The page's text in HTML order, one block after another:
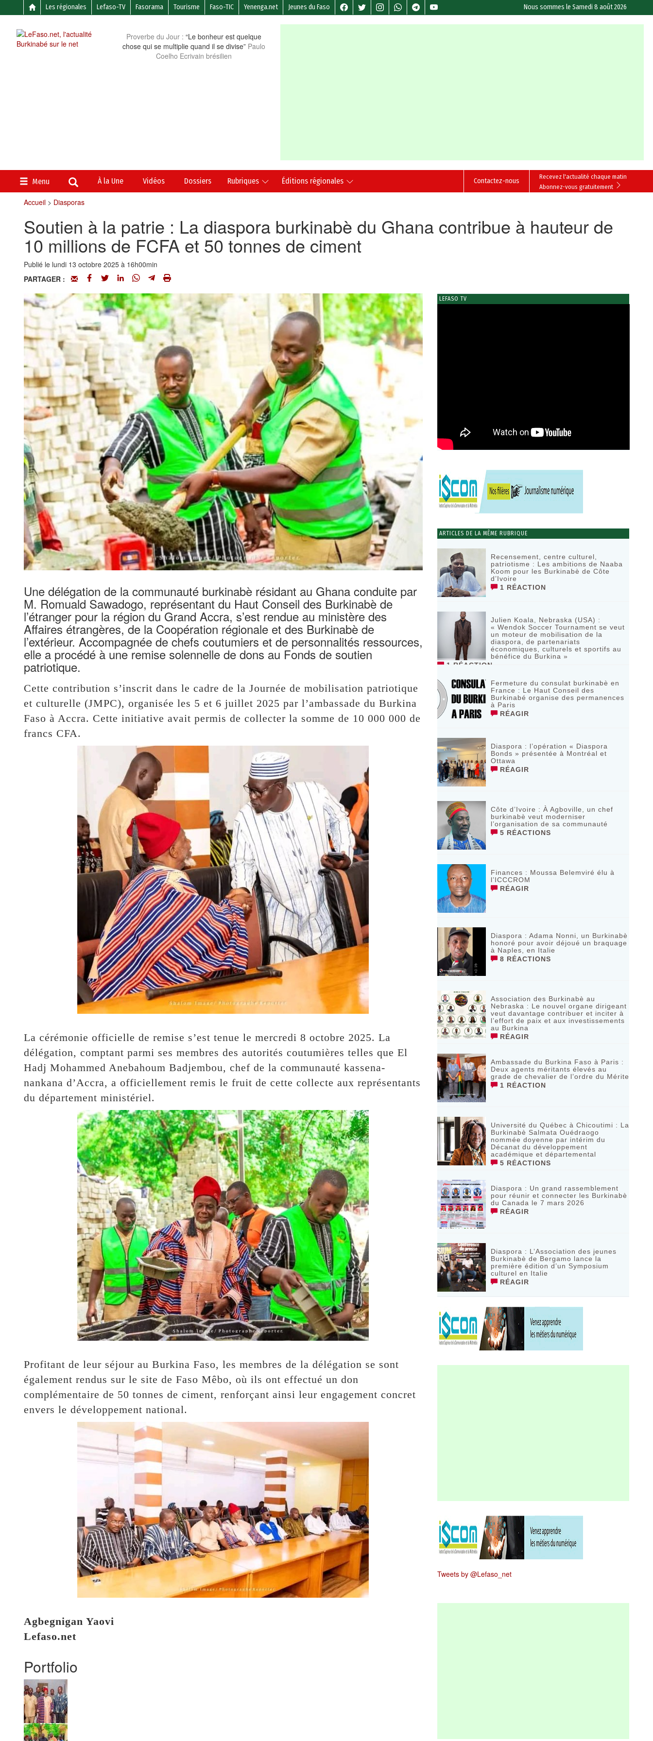
Les régionales Lefaso-TV Fasorama Tourisme Faso-TIC Yenenga.net Jeunes du Faso Nous sommes leSamedi 8 août 2026
Proverbe du Jour : “Le bonheur est quelque
chose qui se multiplie quand il se divise” Paulo
Coelho Ecrivain brésilien
Menu À la Une Vidéos Dossiers Rubriques Éditions régionales
Recevez l'actualité chaque matin
Abonnez-vous gratuitement
Contactez-nous
Accueil> Diasporas
Soutien à la patrie : La diaspora burkinabè du Ghana contribue à hauteur de
10 millions de FCFA et 50 tonnes de ciment
Publié le lundi 13 octobre 2025 à 16h00min
PARTAGER :
Une délégation de la communauté burkinabè résidant au Ghana conduite par
M. Romuald Sawadogo, représentant du Haut Conseil des Burkinabè de
l’étranger pour la région du Grand Accra, s’est rendue au ministère des
Affaires étrangères, de la Coopération régionale et des Burkinabè de
l’extérieur. Accompagnée de chefs coutumiers et de personnalités ressources,
elle a procédé à une remise solennelle de dons au Fonds de soutien
patriotique.
Cette contribution s’inscrit dans le cadre de la Journée de mobilisation patriotique
et culturelle (JMPC), organisée les 5 et 6 juillet 2025 par l’ambassade du Burkina
Faso à Accra. Cette initiative avait permis de collecter la somme de 10 000 000 de
francs CFA.
La cérémonie officielle de remise s’est tenue le mercredi 8 octobre 2025. La
délégation, comptant parmi ses membres des autorités coutumières telles que El
Hadj Mohammed Anebahoum Badjembou, chef de la communauté kassena-
nankana d’Accra, a officiellement remis le fruit de cette collecte aux représentants
du département ministériel.
Profitant de leur séjour au Burkina Faso, les membres de la délégation se sont
également rendus sur le site de Faso Mêbo, où ils ont effectué un don
complémentaire de 50 tonnes de ciment, renforçant ainsi leur engagement concret
envers le développement national.
Agbegnigan Yaovi
Lefaso.net
Portfolio
LEFASO TV
ARTICLES DE LA MÊME RUBRIQUE
Recensement, centre culturel,
patriotisme : Les ambitions de Naaba
Koom pour les Burkinabè de Côte
d’Ivoire
1 RÉACTION
Julien Koala, Nebraska (USA) :
« Wendok Soccer Tournament se veut
un moteur de mobilisation de la
diaspora, de partenariats
économiques, culturels et sportifs au
bénéfice du Burkina »
1 RÉACTION
Fermeture du consulat burkinabè en
France : Le Haut Conseil des
Burkinabé organise des permanences
à Paris
RÉAGIR
Diaspora : l’opération « Diaspora
Bonds » présentée à Montréal et
Ottawa
RÉAGIR
Côte d’Ivoire : À Agboville, un chef
burkinabè veut moderniser
l’organisation de sa communauté
5 RÉACTIONS
Finances : Moussa Belemviré élu à
l’ICCCROM
RÉAGIR
Diaspora : Adama Nonni, un Burkinabè
honoré pour avoir déjoué un braquage
à Naples, en Italie
8 RÉACTIONS
Association des Burkinabè au
Nebraska : Le nouvel organe dirigeant
veut davantage contribuer et inciter à
l’effort de paix et aux investissements
au Burkina
RÉAGIR
Ambassade du Burkina Faso à Paris :
Deux agents méritants élevés au
grade de chevalier de l’ordre du Mérite
1 RÉACTION
Université du Québec à Chicoutimi : La
Burkinabè Salmata Ouédraogo
nommée doyenne par intérim du
Décanat du développement
académique et départemental
5 RÉACTIONS
Diaspora : Un grand rassemblement
pour réunir et connecter les Burkinabè
du Canada le 7 mars 2026
RÉAGIR
‎Diaspora : L’Association des jeunes
Burkinabè de Bergamo lance la
première édition d’un Symposium
culturel en Italie
RÉAGIR
Tweets by @Lefaso_net